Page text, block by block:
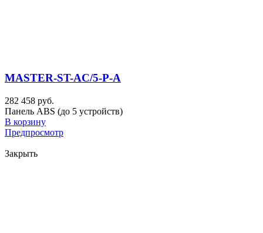
MASTER-ST-AC/5-P-A
282 458 руб.
Панель ABS (до 5 устройств)
В корзину
Предпросмотр
Закрыть